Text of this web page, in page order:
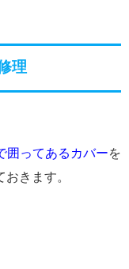
理
ってあるカバーを
おきます。